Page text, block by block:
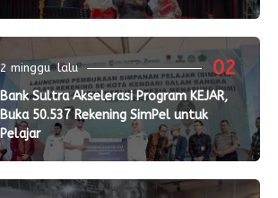
02
2 minggu lalu
Bank Sultra Akselerasi Program KEJAR,
Buka 50.537 Rekening SimPel untuk
Pelajar